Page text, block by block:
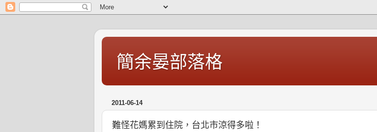
簡余晏部落格
2011-06-14
難怪花媽累到住院，台北市涼得多啦！